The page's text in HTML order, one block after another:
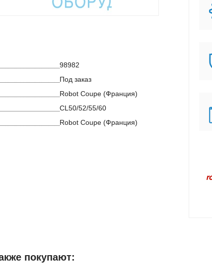
98982
Под заказ
Robot Coupe (Франция)
CL50/52/55/60
Robot Coupe (Франция)
покупают: